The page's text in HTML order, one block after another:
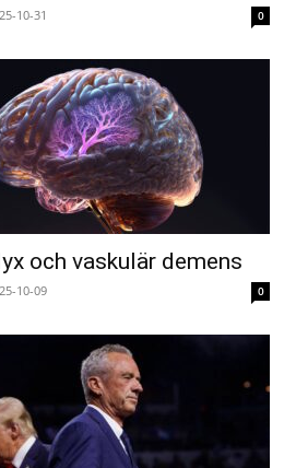
10-31 0
och vaskulär demens
10-09 0